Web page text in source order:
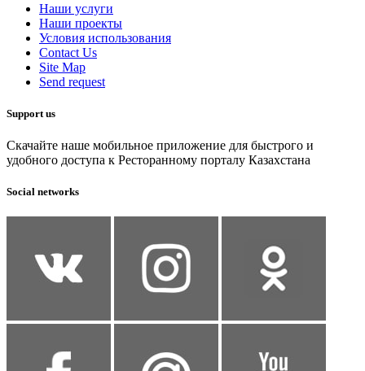
Наши услуги
Наши проекты
Условия использования
Contact Us
Site Map
Send request
Support us
Скачайте наше мобильное приложение для быстрого и
удобного доступа к Ресторанному порталу Казахстана
Social networks